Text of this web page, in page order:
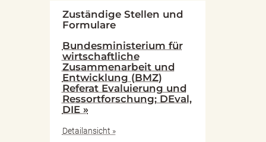
Zuständige Stellen und
Formulare
Bundesministerium für
wirtschaftliche
Zusammenarbeit und
Entwicklung (BMZ)
Referat Evaluierung und
Ressortforschung; DEval,
DIE »
Detailansicht »